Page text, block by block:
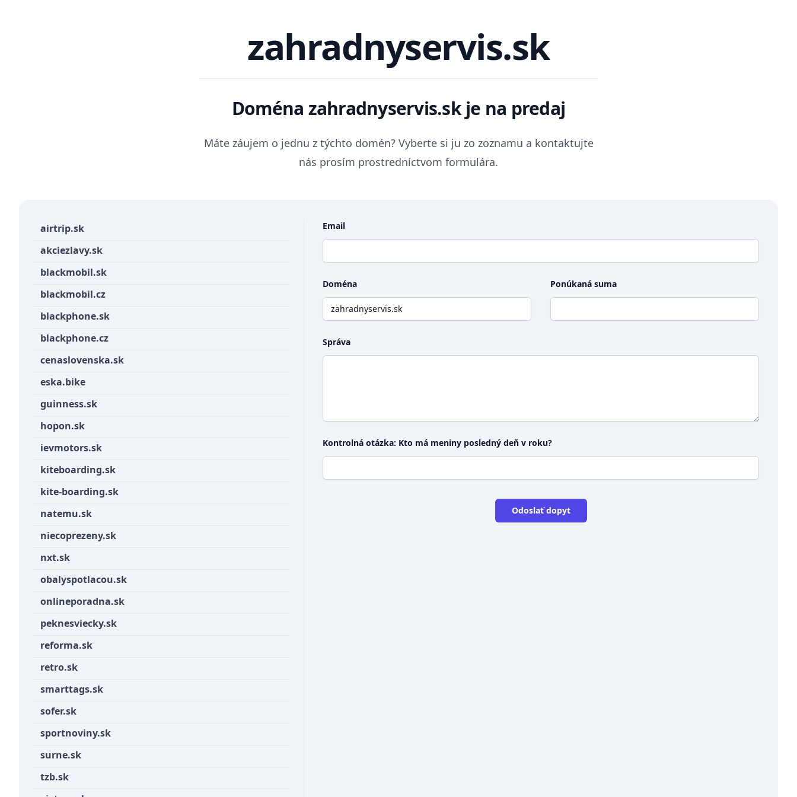
zahradnyservis.sk
Doména zahradnyservis.skje na predaj
Máte záujem o jednu z týchto domén? Vyberte si ju zo zoznamu a kontaktujte
nás prosím prostredníctvom formulára.
airtrip.sk
akciezlavy.sk
blackmobil.sk
blackmobil.cz
blackphone.sk
blackphone.cz
cenaslovenska.sk
eska.bike
guinness.sk
hopon.sk
ievmotors.sk
kiteboarding.sk
kite-boarding.sk
natemu.sk
niecoprezeny.sk
nxt.sk
obalyspotlacou.sk
onlineporadna.sk
peknesviecky.sk
reforma.sk
retro.sk
smarttags.sk
sofer.sk
sportnoviny.sk
surne.sk
tzb.sk
Email
Doména Ponúkaná suma
Správa
Kontrolná otázka: Kto má meniny posledný deň v roku?
Odoslať dopyt